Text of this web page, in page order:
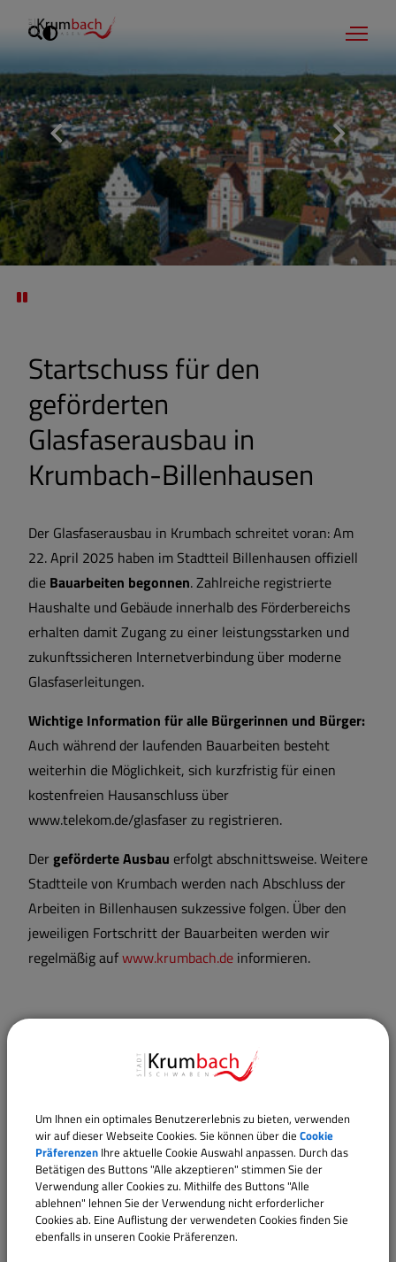
Startschuss für den
geförderten
Glasfaserausbau in
Krumbach-Billenhausen
Der Glasfaserausbau in Krumbach schreitet voran: Am
22. April 2025 haben im Stadtteil Billenhausen offiziell
die Bauarbeiten begonnen. Zahlreiche registrierte
Haushalte und Gebäude innerhalb des Förderbereichs
erhalten damit Zugang zu einer leistungsstarken und
zukunftssicheren Internetverbindung über moderne
Glasfaserleitungen.
Wichtige Information für alle Bürgerinnen und Bürger:
Auch während der laufenden Bauarbeiten besteht
weiterhin die Möglichkeit, sich kurzfristig für einen
kostenfreien Hausanschluss über
www.telekom.de/glasfaser zu registrieren.
Dergeförderte Ausbau erfolgt abschnittsweise. Weitere
Stadtteile von Krumbach werden nach Abschluss der
Arbeiten in Billenhausen sukzessive folgen. Über den
jeweiligen Fortschritt der Bauarbeiten werden wir
regelmäßig aufwww.krumbach.de informieren.
Um Ihnen ein optimales Benutzererlebnis zu bieten, verwenden
wir auf dieser Webseite Cookies. Sie können über die Cookie
Präferenzen Ihre aktuelle Cookie Auswahl anpassen. Durch das
Betätigen des Buttons "Alle akzeptieren" stimmen Sie der
Verwendung aller Cookies zu. Mithilfe des Buttons "Alle
ablehnen" lehnen Sie der Verwendung nicht erforderlicher
Cookies ab. Eine Auflistung der verwendeten Cookies finden Sie
ebenfalls in unseren Cookie Präferenzen.